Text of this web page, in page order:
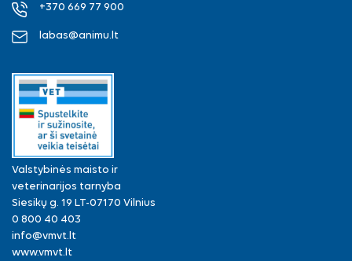
+370 669 77 900
labas@animu.lt
Valstybinės maisto ir
veterinarijos tarnyba
Siesikų g. 19 LT-07170 Vilnius
0 800 40 403
info@vmvt.lt
www.vmvt.lt